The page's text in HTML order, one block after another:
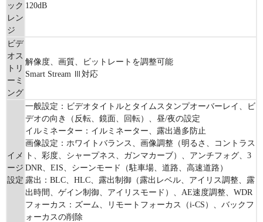
ック
レン
ジ
120dB
ビデ
オス
トリ
ーミ
ング
解像度、画質、ビットレートを調整可能
Smart Stream Ⅲ対応
イメ
ージ
設定
一般設定：ビデオタイトルとタイムスタンプオーバーレイ、ビ
デオの向き（反転、鏡面、回転）、昼/夜の設定
イルミネーター：イルミネーター、露出過多防止
画像設定：ホワイトバランス、画像調整（明るさ、コントラス
ト、彩度、シャープネス、ガンマカーブ）、アンチフォグ、3
DNR、EIS、シーンモード（駐車場、道路、高速道路）
露出：BLC、HLC、露出制御（露出レベル、アイリス調整、露
出時間、ゲイン制御、アイリスモード）、AE速度調整、WDR
フォーカス：ズーム、リモートフォーカス（i-CS）、バックフ
ォーカスの削除